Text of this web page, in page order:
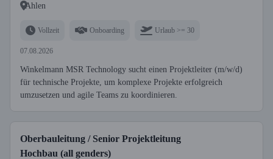
Ahlen
Vollzeit Onboarding Urlaub >= 30
07.08.2026
Winkelmann MSR Technology sucht einen Projektleiter (m/w/d)
für technische Projekte, um komplexe Projekte erfolgreich
umzusetzen und agile Teams zu koordinieren.
Oberbauleitung / Senior Projektleitung
Hochbau (all genders)